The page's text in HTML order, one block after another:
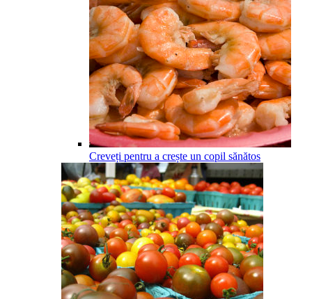
Creveți pentru a crește un copil sănătos